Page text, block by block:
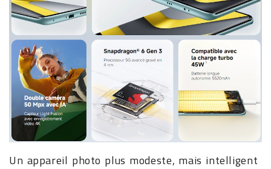
Un appareil photo plus modeste, mais intelligent